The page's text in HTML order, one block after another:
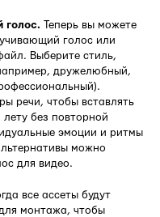
голос. Теперь вы можете
голос или
Выберите стиль,
дружелюбный,
речи, чтобы вставлять
без повторной
эмоции и ритмы
можно
для видео.
все ассеты будут
монтажа, чтобы